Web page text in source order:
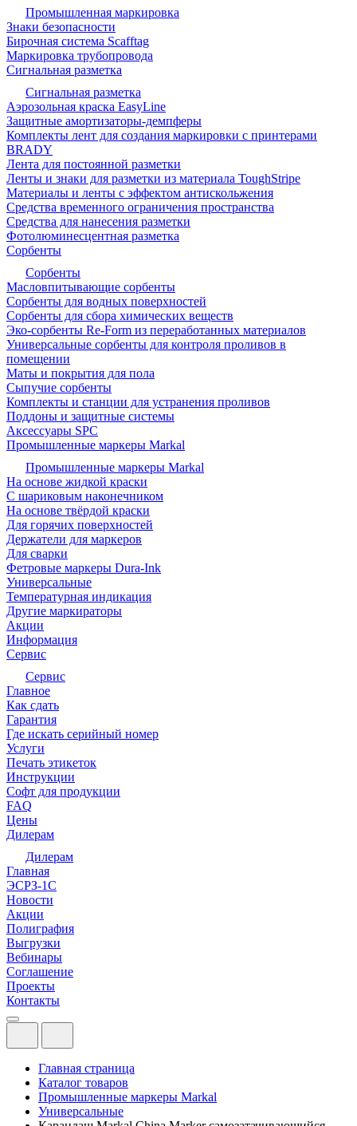
Промышленная маркировка
Знаки безопасности
Бирочная система Scafftag
Маркировка трубопровода
Сигнальная разметка
Сигнальная разметка
Аэрозольная краска EasyLine
Защитные амортизаторы-демпферы
Комплекты лент для создания маркировки с принтерами
BRADY
Лента для постоянной разметки
Ленты и знаки для разметки из материала ToughStripe
Материалы и ленты с эффектом антискольжения
Средства временного ограничения пространства
Средства для нанесения разметки
Фотолюминесцентная разметка
Сорбенты
Сорбенты
Масловпитывающие сорбенты
Сорбенты для водных поверхностей
Сорбенты для сбора химических веществ
Эко-сорбенты Re-Form из переработанных материалов
Универсальные сорбенты для контроля проливов в
помещении
Маты и покрытия для пола
Сыпучие сорбенты
Комплекты и станции для устранения проливов
Поддоны и защитные системы
Аксессуары SPC
Промышленные маркеры Markal
Промышленные маркеры Markal
На основе жидкой краски
С шариковым наконечником
На основе твёрдой краски
Для горячих поверхностей
Держатели для маркеров
Для сварки
Фетровые маркеры Dura-Ink
Универсальные
Температурная индикация
Другие маркираторы
Акции
Информация
Сервис
Сервис
Главное
Как сдать
Гарантия
Где искать серийный номер
Услуги
Печать этикеток
Инструкции
Софт для продукции
FAQ
Цены
Дилерам
Дилерам
Главная
ЭСРЗ-1С
Новости
Акции
Полиграфия
Выгрузки
Вебинары
Соглашение
Проекты
Контакты
Главная страница
Каталог товаров
Промышленные маркеры Markal
Универсальные